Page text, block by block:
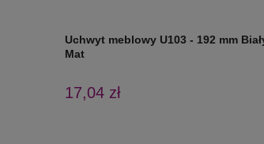
Uchwyt meblowy U103 - 192 mm
Mat
17,04 zł